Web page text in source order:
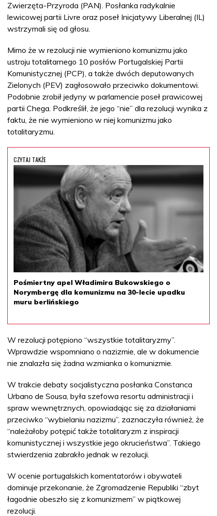
Zwierzęta-Przyroda (PAN). Posłanka radykalnie
lewicowej partii Livre oraz poseł Inicjatywy Liberalnej (IL)
wstrzymali się od głosu.
Mimo że w rezolucji nie wymieniono komunizmu jako
ustroju totalitarnego 10 posłów Portugalskiej Partii
Komunistycznej (PCP), a także dwóch deputowanych
Zielonych (PEV) zagłosowało przeciwko dokumentowi.
Podobnie zrobił jedyny w parlamencie poseł prawicowej
partii Chega. Podkreślił, że jego “nie” dla rezolucji wynika z
faktu, że nie wymieniono w niej komunizmu jako
totalitaryzmu.
CZYTAJ TAKŻE
Pośmiertny apel Władimira Bukowskiego o
Norymbergę dla komunizmu na 30-lecie upadku
muru berlińskiego
W rezolucji potępiono “wszystkie totalitaryzmy”.
Wprawdzie wspomniano o nazizmie, ale w dokumencie
nie znalazła się żadna wzmianka o komunizmie.
W trakcie debaty socjalistyczna posłanka Constanca
Urbano de Sousa, była szefowa resortu administracji i
spraw wewnętrznych, opowiadając się za działaniami
przeciwko “wybielaniu nazizmu”, zaznaczyła również, że
“należałoby potępić także totalitaryzm z inspiracji
komunistycznej i wszystkie jego okrucieństwa”. Takiego
stwierdzenia zabrakło jednak w rezolucji.
W ocenie portugalskich komentatorów i obywateli
dominuje przekonanie, że Zgromadzenie Republiki “zbyt
łagodnie obeszło się z komunizmem” w piątkowej
rezolucji.